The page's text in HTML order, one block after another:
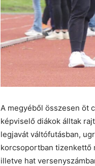
A megyéből összesen öt
képviselő diákok álltak
legjavát váltófutásban,
korcsoportban tizenkettő
illetve hat